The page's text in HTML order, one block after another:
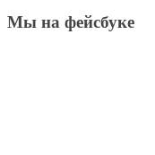
Мы на фейсбуке